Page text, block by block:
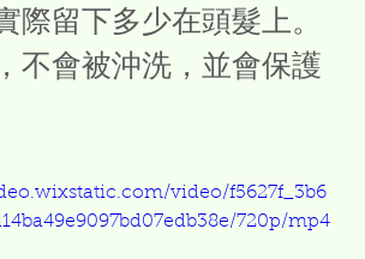
留下多少在頭髮上。
不會被沖洗，並會保護
video/f5627f_3b6
720p/mp4